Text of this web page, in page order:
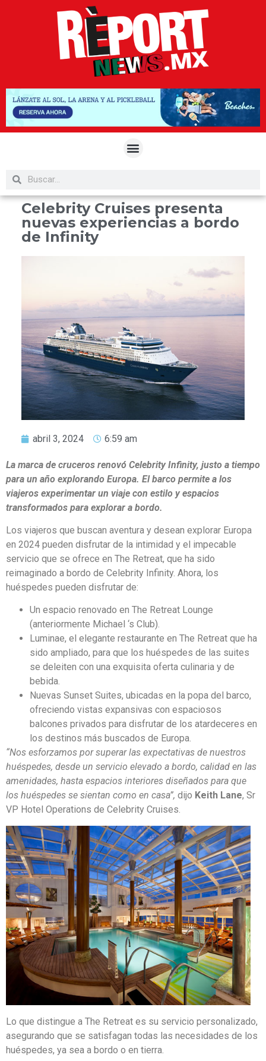
Celebrity Cruises presenta
nuevas experiencias a bordo
de Infinity
abril 3, 2024 6:59 am
La marca de cruceros renovó Celebrity Infinity, justo a tiempo
para un año explorando Europa. El barco permite a los
viajeros experimentar un viaje con estilo y espacios
transformados para explorar a bordo.
Los viajeros que buscan aventura y desean explorar Europa
en 2024 pueden disfrutar de la intimidad y el impecable
servicio que se ofrece en The Retreat, que ha sido
reimaginado a bordo de Celebrity Infinity. Ahora, los
huéspedes pueden disfrutar de:
Un espacio renovado en The Retreat Lounge
(anteriormente Michael ‘s Club).
Luminae, el elegante restaurante en The Retreat que ha
sido ampliado, para que los huéspedes de las suites
se deleiten con una exquisita oferta culinaria y de
bebida.
Nuevas Sunset Suites, ubicadas en la popa del barco,
ofreciendo vistas expansivas con espaciosos
balcones privados para disfrutar de los atardeceres en
los destinos más buscados de Europa.
“Nos esforzamos por superar las expectativas de nuestros
huéspedes, desde un servicio elevado a bordo, calidad en las
amenidades, hasta espacios interiores diseñados para que
los huéspedes se sientan como en casa”, dijo Keith Lane, Sr
VP Hotel Operations de Celebrity Cruises.
Lo que distingue a The Retreat es su servicio personalizado,
asegurando que se satisfagan todas las necesidades de los
huéspedes, ya sea a bordo o en tierra.